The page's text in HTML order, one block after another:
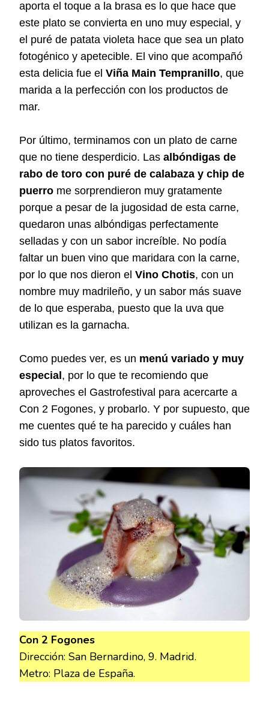
aporta el toque a la brasa es lo que hace que
este plato se convierta en uno muy especial, y
el puré de patata violeta hace que sea un plato
fotogénico y apetecible. El vino que acompañó
esta delicia fue el Viña Main Tempranillo, que
marida a la perfección con los productos de
mar.
Por último, terminamos con un plato de carne
que no tiene desperdicio. Las albóndigas de
rabo de toro con puré de calabaza y chip de
puerro me sorprendieron muy gratamente
porque a pesar de la jugosidad de esta carne,
quedaron unas albóndigas perfectamente
selladas y con un sabor increíble. No podía
faltar un buen vino que maridara con la carne,
por lo que nos dieron el Vino Chotis, con un
nombre muy madrileño, y un sabor más suave
de lo que esperaba, puesto que la uva que
utilizan es la garnacha.
Como puedes ver, es un menú variado y muy
especial , por lo que te recomiendo que
aproveches el Gastrofestival para acercarte a
Con 2 Fogones, y probarlo. Y por supuesto, que
me cuentes qué te ha parecido y cuáles han
sido tus platos favoritos.
Con 2 Fogones
Dirección: San Bernardino, 9. Madrid.
Metro: Plaza de España.